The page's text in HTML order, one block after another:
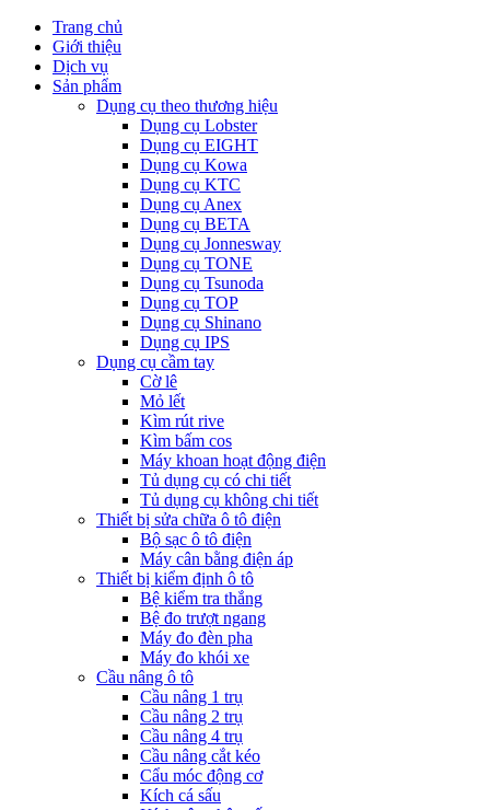
Trang chủ
Giới thiệu
Dịch vụ
Sản phẩm
Dụng cụ theo thương hiệu
Dụng cụ Lobster
Dụng cụ EIGHT
Dụng cụ Kowa
Dụng cụ KTC
Dụng cụ Anex
Dụng cụ BETA
Dụng cụ Jonnesway
Dụng cụ TONE
Dụng cụ Tsunoda
Dụng cụ TOP
Dụng cụ Shinano
Dụng cụ IPS
Dụng cụ cầm tay
Cờ lê
Mỏ lết
Kìm rút rive
Kìm bấm cos
Máy khoan hoạt động điện
Tủ dụng cụ có chi tiết
Tủ dụng cụ không chi tiết
Thiết bị sửa chữa ô tô điện
Bộ sạc ô tô điện
Máy cân bằng điện áp
Thiết bị kiểm định ô tô
Bệ kiểm tra thắng
Bệ đo trượt ngang
Máy đo đèn pha
Máy đo khói xe
Cầu nâng ô tô
Cầu nâng 1 trụ
Cầu nâng 2 trụ
Cầu nâng 4 trụ
Cầu nâng cắt kéo
Cẩu móc động cơ
Kích cá sấu